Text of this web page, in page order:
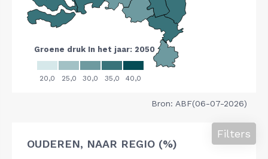
Bron: ABF(06-07-2026)
OUDEREN, NAAR REGIO (%)
Filters